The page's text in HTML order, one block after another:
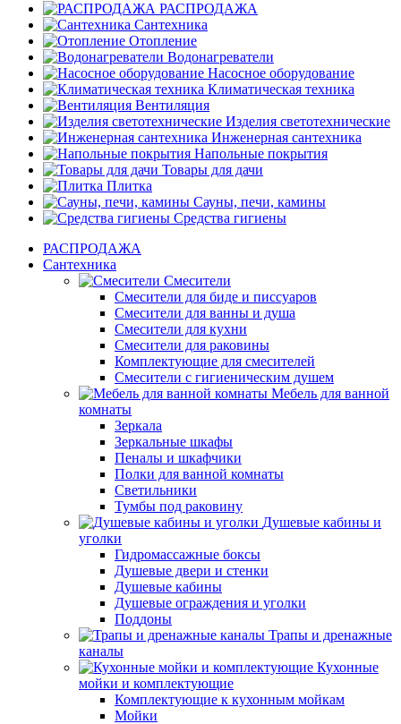
РАСПРОДАЖА
Сантехника
Отопление
Водонагреватели
Насосное оборудование
Климатическая техника
Вентиляция
Изделия светотехнические
Инженерная сантехника
Напольные покрытия
Товары для дачи
Плитка
Сауны, печи, камины
Средства гигиены
РАСПРОДАЖА
Сантехника
Смесители
Смесители для биде и писсуаров
Смесители для ванны и душа
Смесители для кухни
Смесители для раковины
Комплектующие для смесителей
Смесители с гигиеническим душем
Мебель для ванной
комнаты
Зеркала
Зеркальные шкафы
Пеналы и шкафчики
Полки для ванной комнаты
Светильники
Тумбы под раковину
Душевые кабины и
уголки
Гидромассажные боксы
Душевые двери и стенки
Душевые кабины
Душевые ограждения и уголки
Поддоны
Трапы и дренажные
каналы
Кухонные
мойки и комплектующие
Комплектующие к кухонным мойкам
Мойки